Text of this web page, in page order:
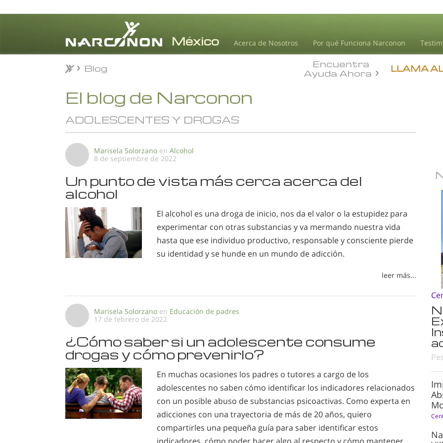
Acerca de Nosotros Por qué Funciona Narconon
LLAMA
Encuentra
Ayuda Ahora
Blog
El blog de Narconon
ADOLESCENTES Y DROGAS
Marisela Solorzano en Alcohol
8 de septiembre de 2022
Un punto de vista más cerca acerca del
alcohol
El alcohol es una droga de inicio, nos da el valor o la estupidez para
experimentar con otras substancias y va mermando nuestra vida
hasta que ese individuo productivo, responsable y consciente pierde
su identidad y se hunde en un mundo de adicción.
leer más...
Marisela Solorzano en Educación de padres
17 de febrero de 2022
¿Cómo saber si un adolescente consume
drogas y cómo prevenirlo?
En muchas ocasiones los padres o tutores a cargo de los
adolescentes no saben cómo identificar los indicadores relacionados
con un posible abuso de substancias psicoactivas. Como experta en
adicciones con una trayectoria de más de 20 años, quiero
compartirles una pequeña guía para saber identificar estos
Blog